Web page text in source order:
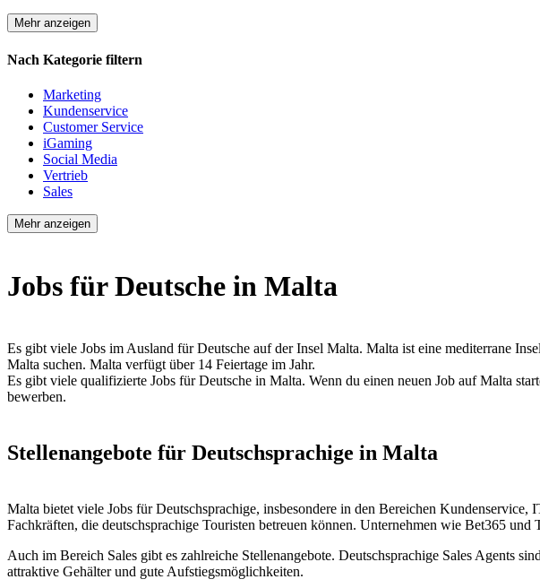
Mehr anzeigen
Nach Kategorie filtern
Marketing
Kundenservice
Customer Service
iGaming
Social Media
Vertrieb
Sales
Mehr anzeigen
Jobs für Deutsche in Malta
Es gibt viele Jobs im Ausland für Deutsche auf der Insel Malta. Malta ist eine mediterrane
Malta suchen. Malta verfügt über 14 Feiertage im Jahr.
Es gibt viele qualifizierte Jobs für Deutsche in Malta. Wenn du einen neuen Job auf Malta
bewerben.
Stellenangebote für Deutschsprachige in Malta
Malta bietet viele Jobs für Deutschsprachige, insbesondere in den Bereichen
Fachkräften, die deutschsprachige Touristen betreuen können. Unternehmen wie Bet365
Auch im Bereich Sales gibt es zahlreiche Stellenangebote. Deutschsprachige Sales Agents
attraktive Gehälter und gute Aufstiegsmöglichkeiten.